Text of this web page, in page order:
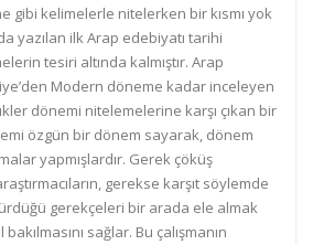
gibi kelimelerle nitelerken bir kısmı yok
yazılan ilk Arap edebiyatı tarihi
tesiri altında kalmıştır. Arap
Modern döneme kadar inceleyen
dönemi nitelemelerine karşı çıkan bir
özgün bir dönem sayarak, dönem
yapmışlardır. Gerek çöküş
gerekse karşıt söylemde
gerekçeleri bir arada ele almak
sağlar. Bu çalışmanın